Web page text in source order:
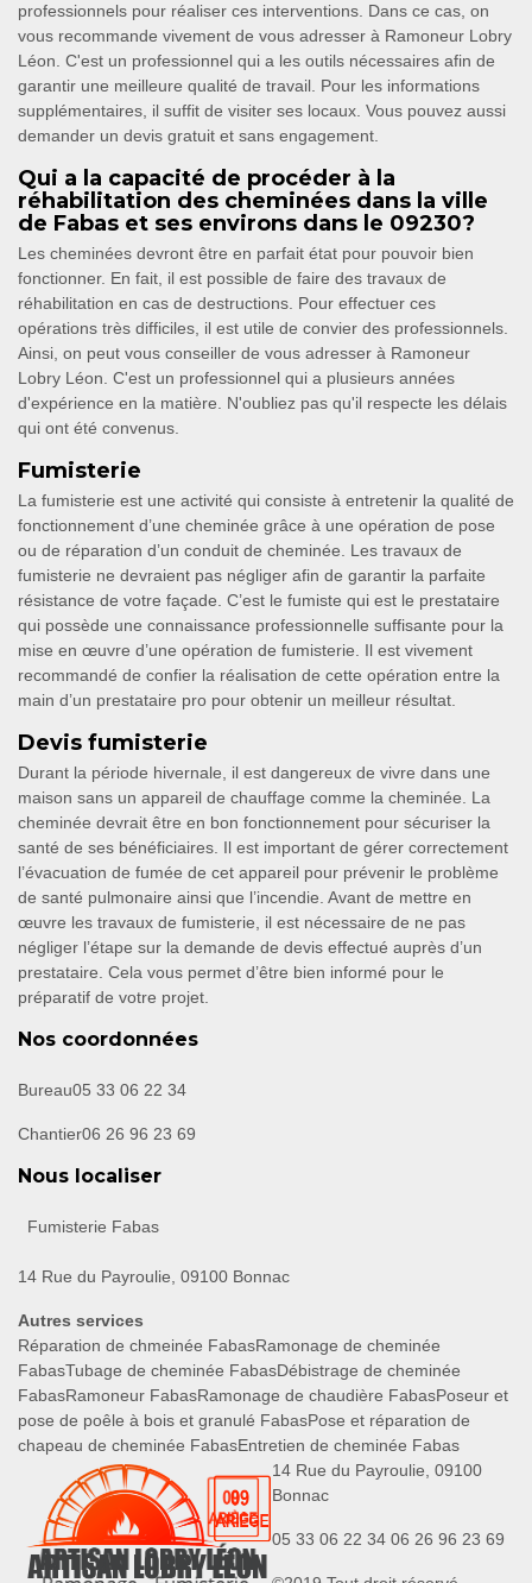
professionnels pour réaliser ces interventions. Dans ce cas, on
vous recommande vivement de vous adresser à Ramoneur Lobry
Léon. C'est un professionnel qui a les outils nécessaires afin de
garantir une meilleure qualité de travail. Pour les informations
supplémentaires, il suffit de visiter ses locaux. Vous pouvez aussi
demander un devis gratuit et sans engagement.
Qui a la capacité de procéder à la
réhabilitation des cheminées dans la ville
de Fabas et ses environs dans le 09230?
Les cheminées devront être en parfait état pour pouvoir bien
fonctionner. En fait, il est possible de faire des travaux de
réhabilitation en cas de destructions. Pour effectuer ces
opérations très difficiles, il est utile de convier des professionnels.
Ainsi, on peut vous conseiller de vous adresser à Ramoneur
Lobry Léon. C'est un professionnel qui a plusieurs années
d'expérience en la matière. N'oubliez pas qu'il respecte les délais
qui ont été convenus.
Fumisterie
La fumisterie est une activité qui consiste à entretenir la qualité de
fonctionnement d’une cheminée grâce à une opération de pose
ou de réparation d’un conduit de cheminée. Les travaux de
fumisterie ne devraient pas négliger afin de garantir la parfaite
résistance de votre façade. C’est le fumiste qui est le prestataire
qui possède une connaissance professionnelle suffisante pour la
mise en œuvre d’une opération de fumisterie. Il est vivement
recommandé de confier la réalisation de cette opération entre la
main d’un prestataire pro pour obtenir un meilleur résultat.
Devis fumisterie
Durant la période hivernale, il est dangereux de vivre dans une
maison sans un appareil de chauffage comme la cheminée. La
cheminée devrait être en bon fonctionnement pour sécuriser la
santé de ses bénéficiaires. Il est important de gérer correctement
l’évacuation de fumée de cet appareil pour prévenir le problème
de santé pulmonaire ainsi que l’incendie. Avant de mettre en
œuvre les travaux de fumisterie, il est nécessaire de ne pas
négliger l’étape sur la demande de devis effectué auprès d’un
prestataire. Cela vous permet d’être bien informé pour le
préparatif de votre projet.
Nos coordonnées
Bureau05 33 06 22 34
Chantier06 26 96 23 69
Nous localiser
Fumisterie Fabas
14 Rue du Payroulie, 09100 Bonnac
Autres services
Réparation de chmeinée FabasRamonage de cheminée
FabasTubage de cheminée FabasDébistrage de cheminée
FabasRamoneur FabasRamonage de chaudière FabasPoseur et
pose de poêle à bois et granulé FabasPose et réparation de
chapeau de cheminée FabasEntretien de cheminée Fabas
14 Rue du Payroulie, 09100
Bonnac
05 33 06 22 34 06 26 96 23 69